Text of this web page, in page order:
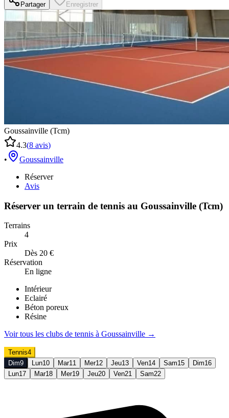
Partager Enregistrer
Goussainville (Tcm)
4.3(8 avis)
•
Goussainville
Réserver
Avis
Réserver un terrain de tennis au Goussainville (Tcm)
Terrains
4
Prix
Dès 20 €
Réservation
En ligne
Intérieur
Eclairé
Béton poreux
Résine
Voir tous les clubs de tennis à Goussainville →
Tennis4
Dim9 Lun10 Mar11 Mer12 Jeu13 Ven14 Sam15 Dim16
Lun17 Mar18 Mer19 Jeu20 Ven21 Sam22